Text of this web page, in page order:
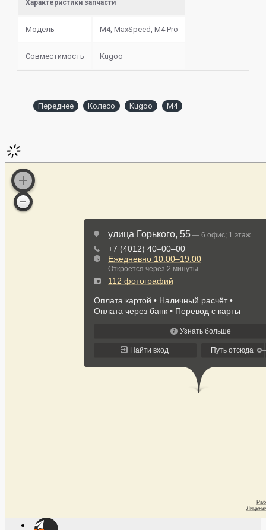
Характеристики запчасти
Модель M4, MaxSpeed, M4 Pro
Совместимость Kugoo
Переднее Колесо Kugoo M4